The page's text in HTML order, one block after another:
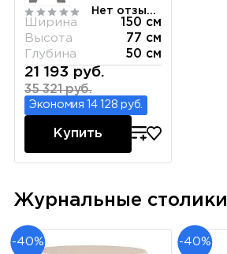
Нет отзывов
Ширина
150 см
Высота
77 см
Глубина
50 см
21 193 руб.
35 321 руб.
Экономия 14 128 руб.
Купить
Журнальные столики
-40% -40%